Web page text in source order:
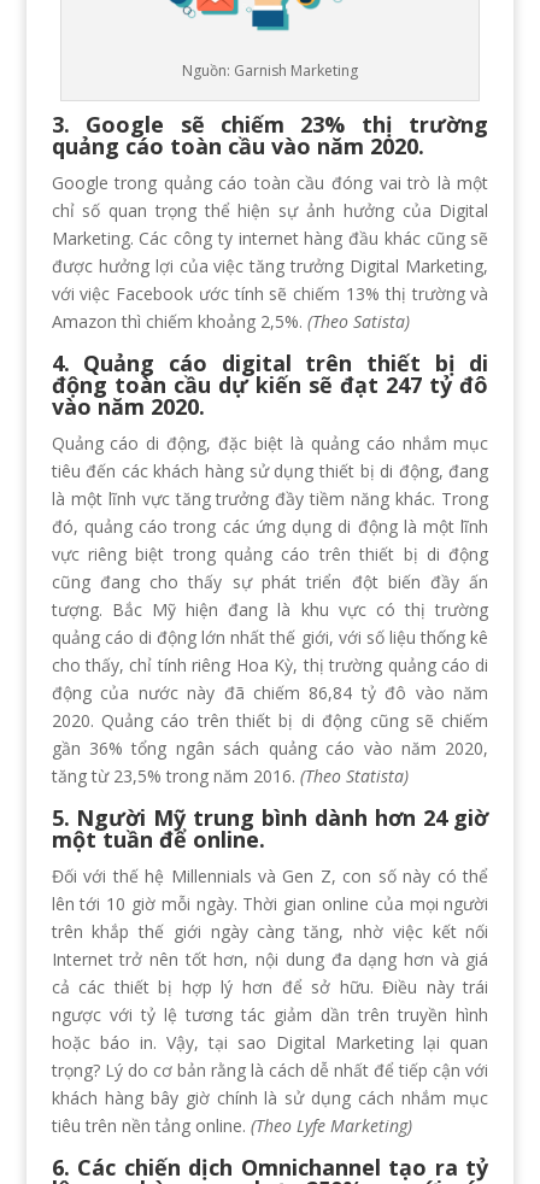
Nguồn: Garnish Marketing
3. Google sẽ chiếm 23% thị trường
quảng cáo toàn cầu vào năm 2020.
Google trong quảng cáo toàn cầu đóng vai trò là một
chỉ số quan trọng thể hiện sự ảnh hưởng của Digital
Marketing. Các công ty internet hàng đầu khác cũng sẽ
được hưởng lợi của việc tăng trưởng Digital Marketing,
với việc Facebook ước tính sẽ chiếm 13% thị trường và
Amazon thì chiếm khoảng 2,5%. (Theo Satista)
4. Quảng cáo digital trên thiết bị di
động toàn cầu dự kiến ​​sẽ đạt 247 tỷ đô
vào năm 2020.
Quảng cáo di động, đặc biệt là quảng cáo nhắm mục
tiêu đến các khách hàng sử dụng thiết bị di động, đang
là một lĩnh vực tăng trưởng đầy tiềm năng khác. Trong
đó, quảng cáo trong các ứng dụng di động là một lĩnh
vực riêng biệt trong quảng cáo trên thiết bị di động
cũng đang cho thấy sự phát triển đột biến đầy ấn
tượng. Bắc Mỹ hiện đang là khu vực có thị trường
quảng cáo di động lớn nhất thế giới, với số liệu thống kê
cho thấy, chỉ tính riêng Hoa Kỳ, thị trường quảng cáo di
động của nước này đã chiếm 86,84 tỷ đô vào năm
2020. Quảng cáo trên thiết bị di động cũng sẽ chiếm
gần 36% tổng ngân sách quảng cáo vào năm 2020,
tăng từ 23,5% trong năm 2016. (Theo Statista)
5. Người Mỹ trung bình dành hơn 24 giờ
một tuần để online.
Đối với thế hệ Millennials và Gen Z, con số này có thể
lên tới 10 giờ mỗi ngày. Thời gian online của mọi người
trên khắp thế giới ngày càng tăng, nhờ việc kết nối
Internet trở nên tốt hơn, nội dung đa dạng hơn và giá
cả các thiết bị hợp lý hơn để sở hữu. Điều này trái
ngược với tỷ lệ tương tác giảm dần trên truyền hình
hoặc báo in. Vậy, tại sao Digital Marketing lại quan
trọng? Lý do cơ bản rằng là cách dễ nhất để tiếp cận với
khách hàng bây giờ chính là sử dụng cách nhắm mục
tiêu trên nền tảng online. (Theo Lyfe Marketing)
6. Các chiến dịch Omnichannel tạo ra tỷ